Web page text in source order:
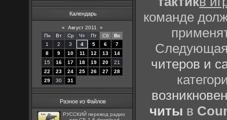
Календарь
« Август 2011
»
Пн
Вт Ср Чт Пт Сб
Вс
1
2 3 4 5 6
7
8
9 10 11 12 13
14
15
16 17 18 19 20
21
22
23 24 25 26 27
28
29
30 31
Разное из Файлов
РУССКИЙ перевод радио
команде
Следующая
читеров и
читы в